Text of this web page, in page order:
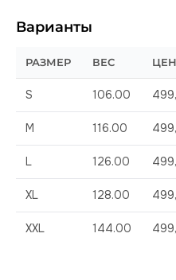
Варианты
РАЗМЕР ВЕС
S 106.00
M 116.00
L 126.00
XL 128.00
XXL 144.00